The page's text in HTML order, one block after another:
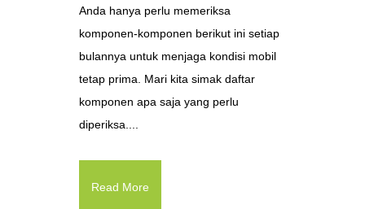
Anda hanya perlu memeriksa
komponen-komponen berikut ini setiap
bulannya untuk menjaga kondisi mobil
tetap prima. Mari kita simak daftar
komponen apa saja yang perlu
diperiksa....
Read More